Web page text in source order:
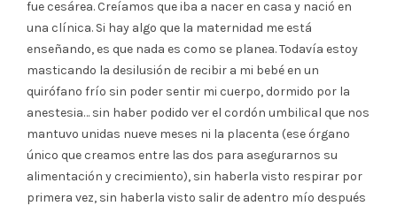
fue cesárea. Creíamos que iba a nacer en casa y nació en
una clínica. Si hay algo que la maternidad me está
enseñando, es que nada es como se planea. Todavía estoy
masticando la desilusión de recibir a mi bebé en un
quirófano frío sin poder sentir mi cuerpo, dormido por la
anestesia… sin haber podido ver el cordón umbilical que nos
mantuvo unidas nueve meses ni la placenta (ese órgano
único que creamos entre las dos para asegurarnos su
alimentación y crecimiento), sin haberla visto respirar por
primera vez, sin haberla visto salir de adentro mío después